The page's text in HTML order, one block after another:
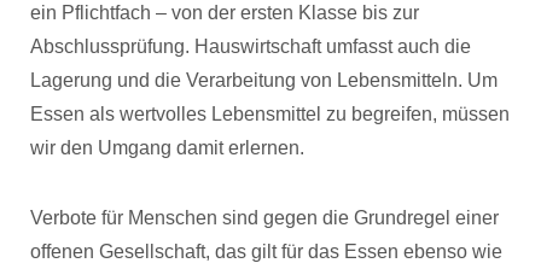
ein Pflichtfach – von der ersten Klasse bis zur
Abschlussprüfung. Hauswirtschaft umfasst auch die
Lagerung und die Verarbeitung von Lebensmitteln. Um
Essen als wertvolles Lebensmittel zu begreifen, müssen
wir den Umgang damit erlernen.
Verbote für Menschen sind gegen die Grundregel einer
offenen Gesellschaft, das gilt für das Essen ebenso wie